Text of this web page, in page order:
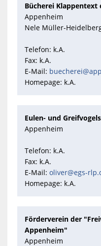
Bücherei Klappentext
Appenheim
Nele Müller-
Telefon: k.A.
Fax: k.A.
E-Mail:
Homepage: k.A.
Eulen- und
Appenheim
Telefon: k.A.
Fax: k.A.
E-Mail: oliver@egs-
Homepage: k.A.
Förderverein der
Appenheim"
Appenheim